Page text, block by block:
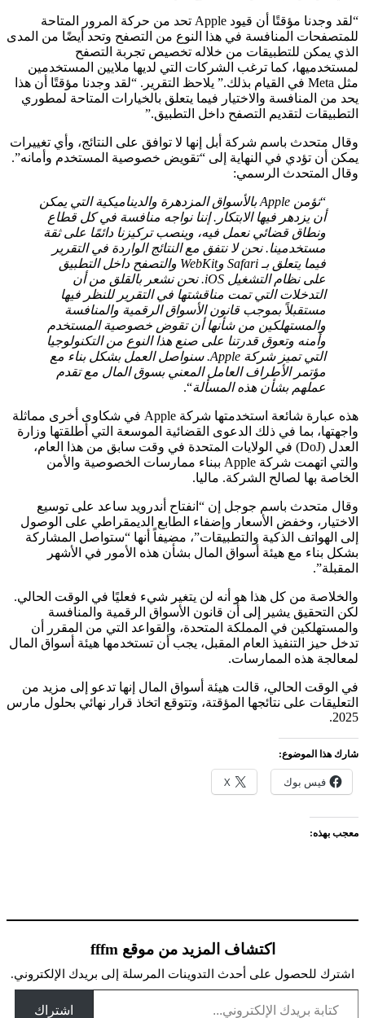
“لقد وجدنا مؤقتًا أن قيود Apple تحد من حركة المرور المتاحة
للمتصفحات المنافسة في هذا النوع من التصفح وتحد أيضًا من المدى
الذي يمكن للتطبيقات من خلاله تخصيص تجربة التصفح
لمستخدميها، كما ترغب الشركات التي لديها ملايين المستخدمين
مثل Meta في القيام بذلك.” يلاحظ التقرير. “لقد وجدنا مؤقتًا أن هذا
يحد من المنافسة والاختيار فيما يتعلق بالخيارات المتاحة لمطوري
التطبيقات لتقديم التصفح داخل التطبيق.”
وقال متحدث باسم شركة أبل إنها لا توافق على النتائج، وأي تغييرات
يمكن أن تؤدي في النهاية إلى “تقويض خصوصية المستخدم وأمانه”.
وقال المتحدث الرسمي:
تؤمن Apple بالأسواق المزدهرة والديناميكية التي يمكن
أن يزدهر فيها الابتكار. إننا نواجه منافسة في كل قطاع
ونطاق قضائي نعمل فيه، وينصب تركيزنا دائمًا على ثقة
مستخدمينا. نحن لا نتفق مع النتائج الواردة في التقرير
فيما يتعلق بـ Safari وWebKit والتصفح داخل التطبيق
على نظام التشغيل iOS. نحن نشعر بالقلق من أن
التدخلات التي تمت مناقشتها في التقرير للنظر فيها
مستقبلاً بموجب قانون الأسواق الرقمية والمنافسة
والمستهلكين من شأنها أن تقوض خصوصية المستخدم
وأمنه وتعوق قدرتنا على صنع هذا النوع من التكنولوجيا
التي تميز شركة Apple. سنواصل العمل بشكل بناء مع
مؤتمر الأطراف العامل المعني بسوق المال مع تقدم
عملهم بشأن هذه المسألة“.
هذه عبارة شائعة استخدمتها شركة Apple في شكاوى أخرى مماثلة
واجهتها، بما في ذلك الدعوى القضائية الموسعة التي أطلقتها وزارة
العدل (DoJ) في الولايات المتحدة في وقت سابق من هذا العام،
والتي اتهمت شركة Apple ببناء ممارسات الخصوصية والأمن
الخاصة بها لصالح الشركة. ماليا.
وقال متحدث باسم جوجل إن “انفتاح أندرويد ساعد على توسيع
الاختيار، وخفض الأسعار وإضفاء الطابع الديمقراطي على الوصول
إلى الهواتف الذكية والتطبيقات”، مضيفاً أنها “ستواصل المشاركة
بشكل بناء مع هيئة أسواق المال بشأن هذه الأمور في الأشهر
المقبلة”.
والخلاصة من كل هذا هو أنه لن يتغير شيء فعليًا في الوقت الحالي.
لكن التحقيق يشير إلى أن قانون الأسواق الرقمية والمنافسة
والمستهلكين في المملكة المتحدة، والقواعد التي من المقرر أن
تدخل حيز التنفيذ العام المقبل، يجب أن تستخدمها هيئة أسواق المال
لمعالجة هذه الممارسات.
في الوقت الحالي، قالت هيئة أسواق المال إنها تدعو إلى مزيد من
التعليقات على نتائجها المؤقتة، وتتوقع اتخاذ قرار نهائي بحلول مارس
2025.
شارك هذا الموضوع:
فيس بوك X
معجب بهذه:
اكتشاف المزيد من موقع fffm
اشترك للحصول على أحدث التدوينات المرسلة إلى بريدك الإلكتروني.
كتابة بريدك الإلكتروني...
اشتراك